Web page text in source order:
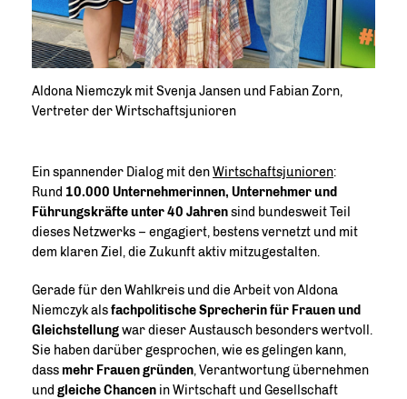
Aldona Niemczyk mit Svenja Jansen und Fabian Zorn,
Vertreter der Wirtschaftsjunioren
Ein spannender Dialog mit denWirtschaftsjunioren:
Rund 10.000 Unternehmerinnen, Unternehmer und
Führungskräfte unter 40 Jahrensind bundesweit Teil
dieses Netzwerks – engagiert, bestens vernetzt und mit
dem klaren Ziel, die Zukunft aktiv mitzugestalten.
Gerade für den Wahlkreis und die Arbeit von Aldona
Niemczyk alsfachpolitische Sprecherin für Frauen und
Gleichstellungwar dieser Austausch besonders wertvoll.
Sie haben darüber gesprochen, wie es gelingen kann,
dass mehr Frauen gründen, Verantwortung übernehmen
und gleiche Chancen in Wirtschaft und Gesellschaft